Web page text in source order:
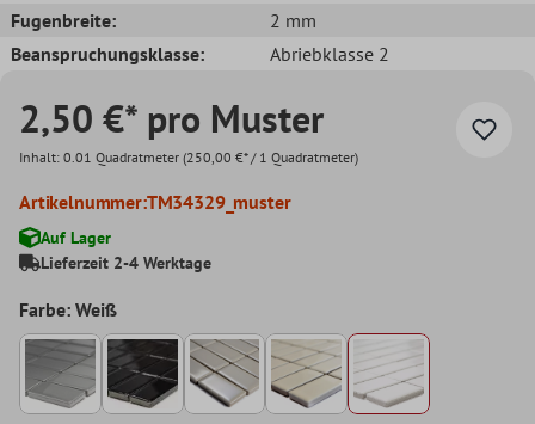
Fugenbreite:
2 mm
Beanspruchungsklasse:
Abriebklasse 2
2,50 €* pro Muster
Inhalt: 0.01 Quadratmeter (250,00 €* / 1 Quadratmeter)
Artikelnummer:TM34329_muster
Auf Lager
Lieferzeit 2-4 Werktage
Farbe: Weiß